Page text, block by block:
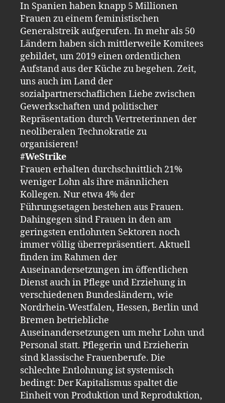
In Spanien haben knapp 5 Millionen
Frauen zu einem feministischen
Generalstreik aufgerufen. In mehr als 50
Ländern haben sich mittlerweile Komitees
gebildet, um 2019 einen ordentlichen
Aufstand aus der Küche zu begehen. Zeit,
uns auch im Land der
sozialpartnerschaflichen Liebe zwischen
Gewerkschaften und politischer
Repräsentation durch Vertreterinnen der
neoliberalen Technokratie zu
organisieren!
#WeStrike
Frauen erhalten durchschnittlich 21%
weniger Lohn als ihre männlichen
Kollegen. Nur etwa 4% der
Führungsetagen bestehen aus Frauen.
Dahingegen sind Frauen in den am
geringsten entlohnten Sektoren noch
immer völlig überrepräsentiert. Aktuell
finden im Rahmen der
Auseinandersetzungen im öffentlichen
Dienst auch in Pflege und Erziehung in
verschiedenen Bundesländern, wie
Nordrhein-Westfalen, Hessen, Berlin und
Bremen betriebliche
Auseinandersetzungen um mehr Lohn und
Personal statt. Pflegerin und Erzieherin
sind klassische Frauenberufe. Die
schlechte Entlohnung ist systemisch
bedingt: Der Kapitalismus spaltet die
Einheit von Produktion und Reproduktion,